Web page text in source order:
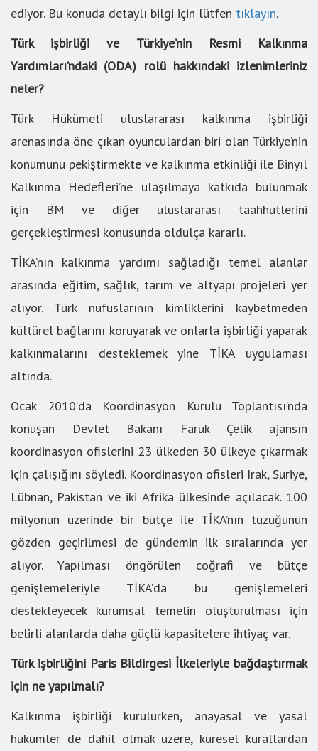
ediyor. Bu konuda detaylı bilgi için lütfen tıklayın.
Türk işbirliği ve Türkiye’nin Resmi Kalkınma
Yardımları’ndaki (ODA) rolü hakkındaki izlenimleriniz
neler?
Türk Hükümeti uluslararası kalkınma işbirliği
arenasında öne çıkan oyunculardan biri olan Türkiye’nin
konumunu pekiştirmekte ve kalkınma etkinliği ile Binyıl
Kalkınma Hedefleri’ne ulaşılmaya katkıda bulunmak
için BM ve diğer uluslararası taahhütlerini
gerçekleştirmesi konusunda oldulça kararlı.
TİKA’nın kalkınma yardımı sağladığı temel alanlar
arasında eğitim, sağlık, tarım ve altyapı projeleri yer
alıyor. Türk nüfuslarının kimliklerini kaybetmeden
kültürel bağlarını koruyarak ve onlarla işbirliği yaparak
kalkınmalarını desteklemek yine TİKA uygulaması
altında.
Ocak 2010’da Koordinasyon Kurulu Toplantısı’nda
konuşan Devlet Bakanı Faruk Çelik ajansın
koordinasyon ofislerini 23 ülkeden 30 ülkeye çıkarmak
için çalışığını söyledi. Koordinasyon ofisleri Irak, Suriye,
Lübnan, Pakistan ve iki Afrika ülkesinde açılacak. 100
milyonun üzerinde bir bütçe ile TİKA’nın tüzüğünün
gözden geçirilmesi de gündemin ilk sıralarında yer
alıyor. Yapılması öngörülen coğrafi ve bütçe
genişlemeleriyle TİKA’da bu genişlemeleri
destekleyecek kurumsal temelin oluşturulması için
belirli alanlarda daha güçlü kapasitelere ihtiyaç var.
Türk işbirliğini Paris Bildirgesi İlkeleriyle bağdaştırmak
için ne yapılmalı?
Kalkınma işbirliği kurulurken, anayasal ve yasal
hükümler de dahil olmak üzere, küresel kurallardan